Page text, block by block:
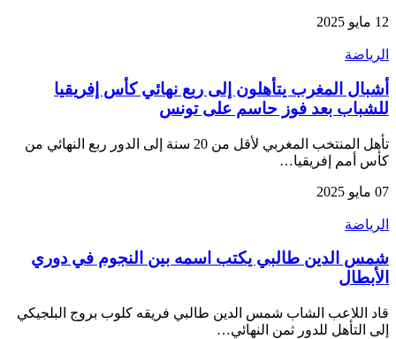
12 مايو 2025
الرياضة
أشبال المغرب يتأهلون إلى ربع نهائي كأس إفريقيا
للشباب بعد فوز حاسم على تونس
تأهل المنتخب المغربي لأقل من 20 سنة إلى الدور ربع النهائي من
كأس أمم إفريقيا…
07 مايو 2025
الرياضة
شمس الدين طالبي يكتب اسمه بين النجوم في دوري
الأبطال
قاد اللاعب الشاب شمس الدين طالبي فريقه كلوب بروج البلجيكي
إلى التأهل للدور ثمن النهائي…